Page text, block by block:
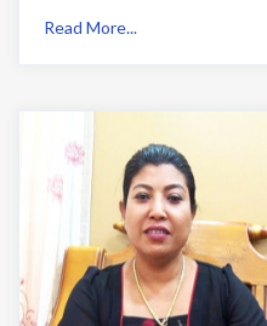
Read More...